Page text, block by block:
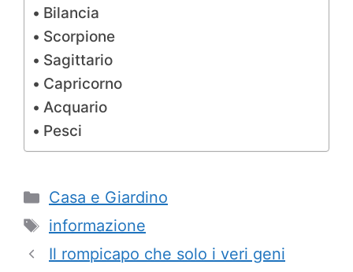
Bilancia
Scorpione
Sagittario
Capricorno
Acquario
Pesci
Categorie
Casa e Giardino
Tag
informazione
Il rompicapo che solo i veri geni